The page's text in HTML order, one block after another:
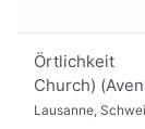
Örtlichkeit
Church)
Lausanne,